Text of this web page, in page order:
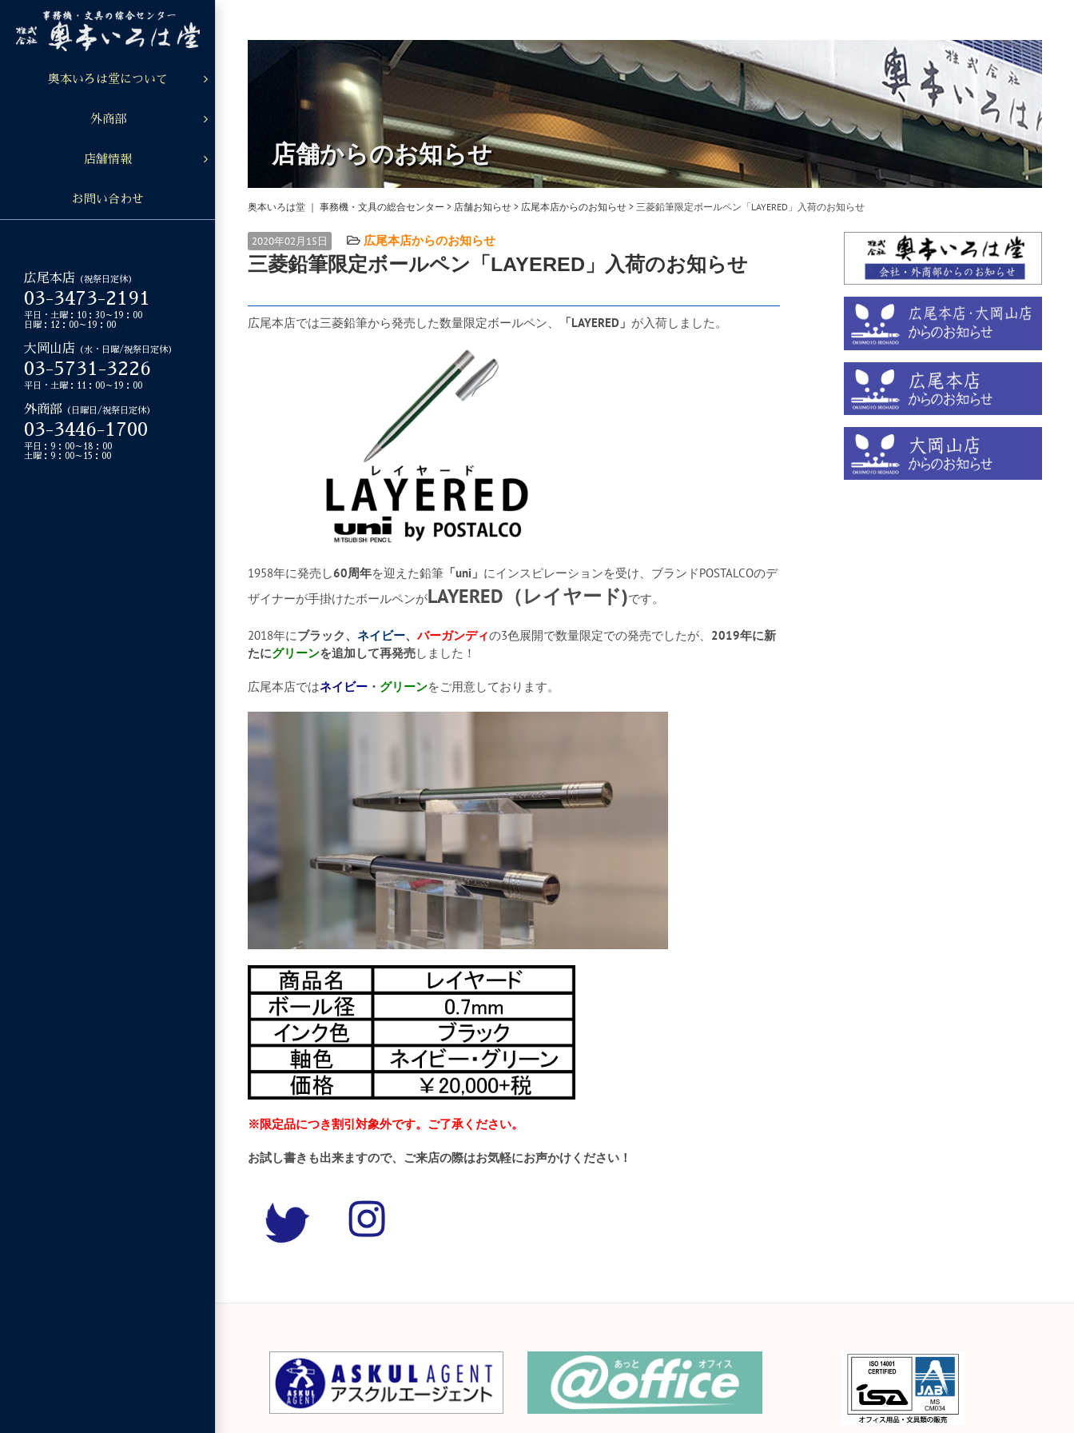
content
奥本いろは堂について
外商部
店舗情報
お問い合わせ
広尾本店 （祝祭日定休）
03-3473-2191
平日・土曜：10：30～19：00
日曜：12：00～19：00
大岡山店 （水・日曜/祝祭日定休）
03-5731-3226
平日・土曜：11：00～19：00
外商部 （日曜日/祝祭日定休）
03-3446-1700
平日：9：00～18：00
土曜：9：00～15：00
店舗からのお知らせ
奥本いろは堂 ｜ 事務機・文具の総合センター > 店舗お知らせ > 広尾本店からのお知らせ > 三菱鉛筆限定ボールペン「LAYERED」入荷のお知らせ
2020年02月15日 広尾本店からのお知らせ
三菱鉛筆限定ボールペン「LAYERED」入荷のお知らせ
広尾本店では三菱鉛筆から発売した数量限定ボールペン、 「LAYERED」 が入荷しました。
1958年に発売し60周年を迎えた鉛筆 「uni」 にインスピレーションを受け、ブランドPOSTALCOのデ
ザイナーが手掛けたボールペンがLAYERED（レイヤード)です。
2018年にブラック、 ネイビー、バーガンディの3色展開で数量限定での発売でしたが、 2019年に新
たにグリーンを追加して再発売しました！
広尾本店ではネイビー ・ グリーンをご用意しております。
※限定品につき割引対象外です。ご了承ください。
お試し書きも出来ますので、ご来店の際はお気軽にお声かけください！